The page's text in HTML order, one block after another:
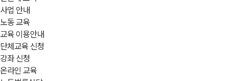
사업 안내
노동 교육
교육 이용안내
단체교육 신청
강좌 신청
온라인 교육